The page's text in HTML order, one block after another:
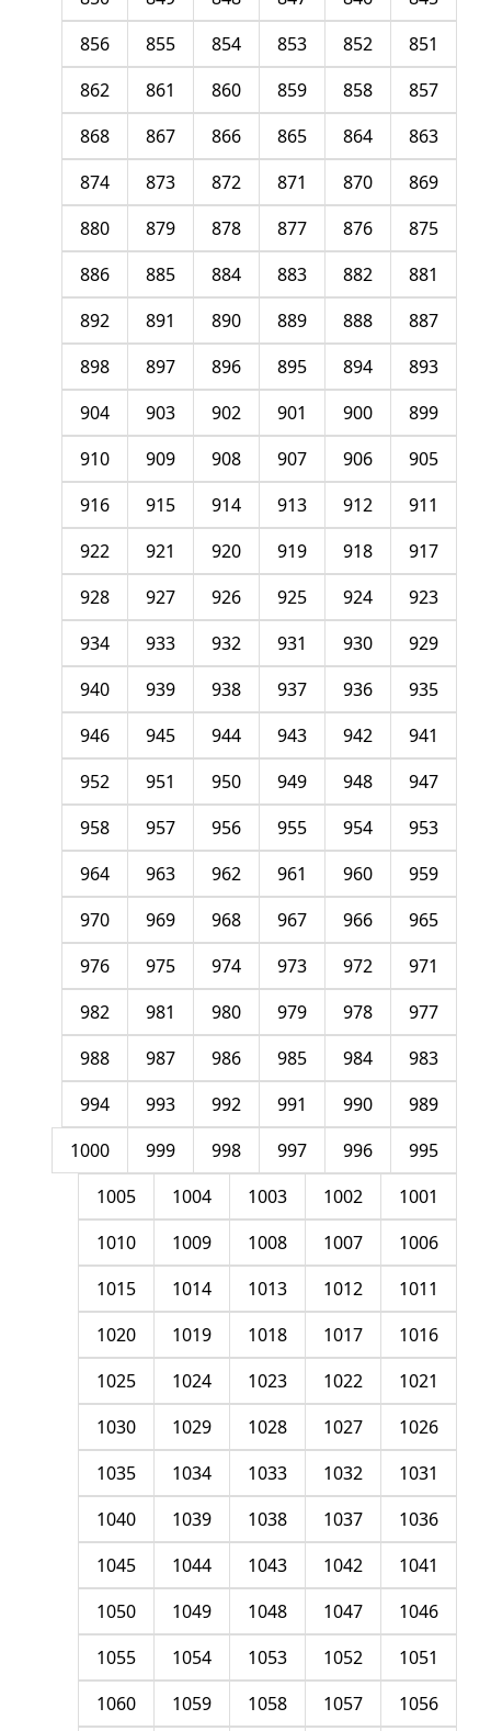
851
852
853
854
855
856
857
858
859
860
861
862
863
864
865
866
867
868
869
870
871
872
873
874
875
876
877
878
879
880
881
882
883
884
885
886
887
888
889
890
891
892
893
894
895
896
897
898
899
900
901
902
903
904
905
906
907
908
909
910
911
912
913
914
915
916
917
918
919
920
921
922
923
924
925
926
927
928
929
930
931
932
933
934
935
936
937
938
939
940
941
942
943
944
945
946
947
948
949
950
951
952
953
954
955
956
957
958
959
960
961
962
963
964
965
966
967
968
969
970
971
972
973
974
975
976
977
978
979
980
981
982
983
984
985
986
987
988
989
990
991
992
993
994
995
996
997
998
999
1000
1001
1002
1003
1004
1005
1006
1007
1008
1009
1010
1011
1012
1013
1014
1015
1016
1017
1018
1019
1020
1021
1022
1023
1024
1025
1026
1027
1028
1029
1030
1031
1032
1033
1034
1035
1036
1037
1038
1039
1040
1041
1042
1043
1044
1045
1046
1047
1048
1049
1050
1051
1052
1053
1054
1055
1056
1057
1058
1059
1060